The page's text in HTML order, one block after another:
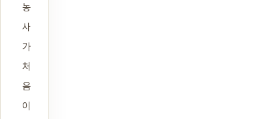
농
사
가
처
음
이